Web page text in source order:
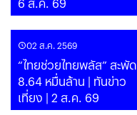
02 ส.ค. 2569
“ไทยช่วยไทยพลัส” สะพัด
8.64 หมื่นล้าน | ทันข่าว
เที่ยง | 2 ส.ค. 69